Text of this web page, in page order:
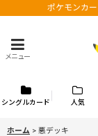
ポケモンカ
メニュー
シングルカード 人気
ホーム > 悪デッキ